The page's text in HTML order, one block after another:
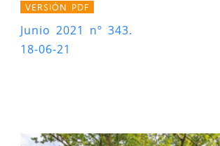
VERSIÓN PDF
Junio 2021 nº 343.
18-06-21